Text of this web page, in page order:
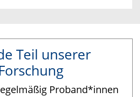
Teil unserer
Proband*innen